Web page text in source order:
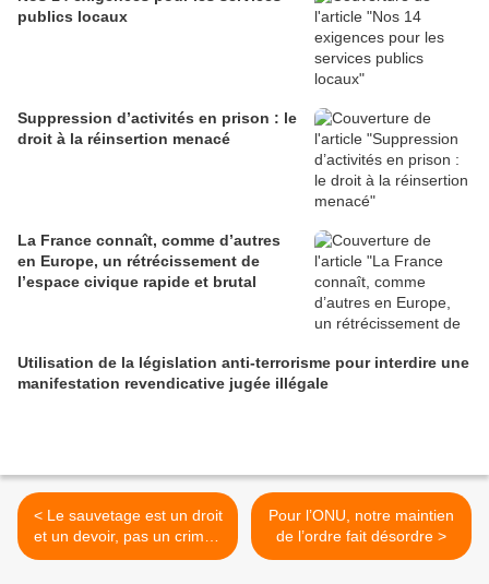
publics locaux
Suppression d’activités en prison : le
droit à la réinsertion menacé
La France connaît, comme d’autres
en Europe, un rétrécissement de
l’espace civique rapide et brutal
Utilisation de la législation anti-terrorisme pour interdire une
manifestation revendicative jugée illégale
< Le sauvetage est un droit
et un devoir, pas un crime !
Stop aux attaques contre
Pour l’ONU, notre maintien
de l’ordre fait désordre >